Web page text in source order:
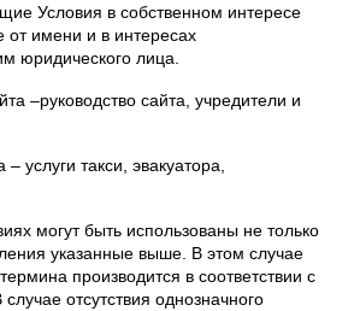
Условия в собственном интересе
имени и в интересах
юридического лица.
–руководство сайта, учредители и
– услуги такси, эвакуатора,
могут быть использованы не только
указанные выше. В этом случае
производится в соответствии с
отсутствия однозначного